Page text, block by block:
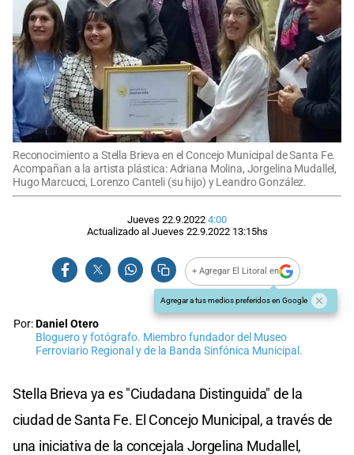
Reconocimiento a Stella Brieva en el Concejo Municipal de Santa Fe.
Acompañan a la artista plástica: Adriana Molina, Jorgelina Mudallel,
Hugo Marcucci, Lorenzo Canteli (su hijo) y Leandro González.
Jueves 22.9.2022 4:00
Actualizado al Jueves 22.9.2022 13:15hs
+ Agregar El Litoral en
Agregar a tus medios preferidos en Google
Por:Daniel Otero
Bloguero y fotógrafo. Miembro fundador del Museo
Ferroviario Regional y de la Banda Sinfónica Municipal.
Stella Brieva ya es "Ciudadana Distinguida" de la
ciudad de Santa Fe. El Concejo Municipal, a través de
una iniciativa de la concejala Jorgelina Mudallel,